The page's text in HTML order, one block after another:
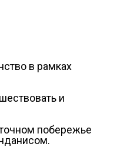
в рамках
и
побережье